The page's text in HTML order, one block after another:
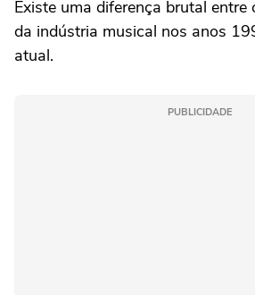
Existe uma diferença brutal
da indústria musical nos anos
atual.
PUBLICIDADE